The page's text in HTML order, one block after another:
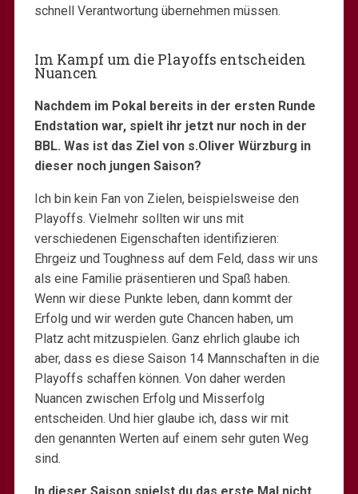
schnell Verantwortung übernehmen müssen.
Im Kampf um die Playoffs entscheiden
Nuancen
Nachdem im Pokal bereits in der ersten Runde
Endstation war, spielt ihr jetzt nur noch in der
BBL. Was ist das Ziel von s.Oliver Würzburg in
dieser noch jungen Saison?
Ich bin kein Fan von Zielen, beispielsweise den
Playoffs. Vielmehr sollten wir uns mit
verschiedenen Eigenschaften identifizieren:
Ehrgeiz und Toughness auf dem Feld, dass wir uns
als eine Familie präsentieren und Spaß haben.
Wenn wir diese Punkte leben, dann kommt der
Erfolg und wir werden gute Chancen haben, um
Platz acht mitzuspielen. Ganz ehrlich glaube ich
aber, dass es diese Saison 14 Mannschaften in die
Playoffs schaffen können. Von daher werden
Nuancen zwischen Erfolg und Misserfolg
entscheiden. Und hier glaube ich, dass wir mit
den genannten Werten auf einem sehr guten Weg
sind.